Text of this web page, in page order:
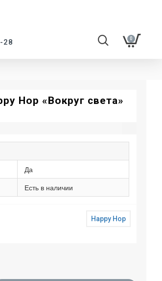
28 0
Hop «Вокруг света»
Happy Hop
Да
Есть в наличии